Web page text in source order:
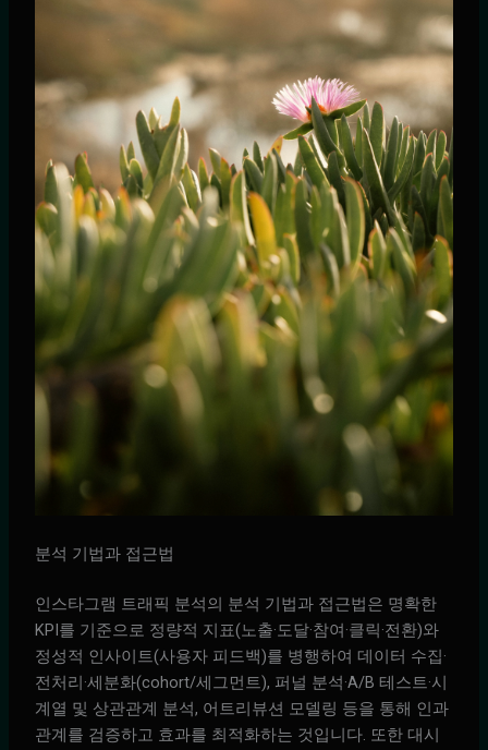
분석 기법과 접근법
인스타그램 트래픽 분석의 분석 기법과 접근법은 명확한
KPI를 기준으로 정량적 지표(노출·도달·참여·클릭·전환)와
정성적 인사이트(사용자 피드백)를 병행하여 데이터 수집·
전처리·세분화(cohort/세그먼트), 퍼널 분석·A/B 테스트·시
계열 및 상관관계 분석, 어트리뷰션 모델링 등을 통해 인과
관계를 검증하고 효과를 최적화하는 것입니다. 또한 대시